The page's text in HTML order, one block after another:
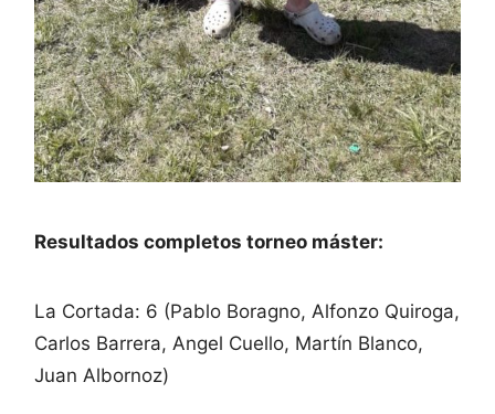
Resultados completos torneo máster:
La Cortada: 6 (Pablo Boragno, Alfonzo Quiroga,
Carlos Barrera, Angel Cuello, Martín Blanco,
Juan Albornoz)